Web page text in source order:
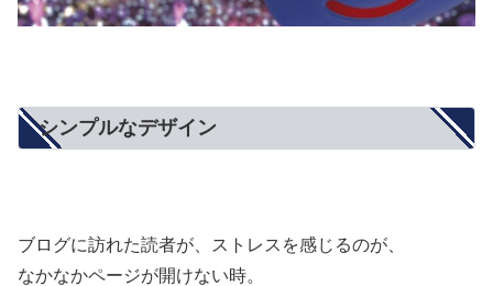
シンプルなデザイン
ブログに訪れた読者が、ストレスを感じるのが、
なかなかページが開けない時。